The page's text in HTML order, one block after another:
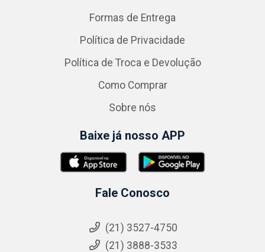
Formas de Entrega
Política de Privacidade
Política de Troca e Devolução
Como Comprar
Sobre nós
Baixe já nosso APP
Fale Conosco
(21) 3527-4750
(21) 3888-3533